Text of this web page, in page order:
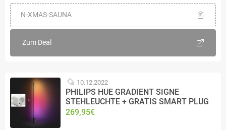
N-XMAS-SAUNA
Zum Deal
10.12.2022
PHILIPS HUE GRADIENT SIGNE
STEHLEUCHTE + GRATIS SMART PLUG
269,95€